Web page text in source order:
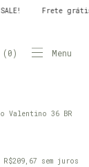
de 1.500
Menu
(0)
Valentino 36 BR
R$209,67 sem juros